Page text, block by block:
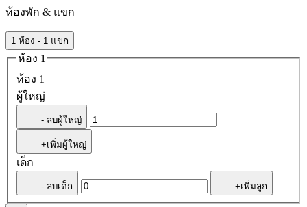
ห้องพัก & แขก
1 ห้อง - 1 แขก
ห้อง 1
ห้อง 1
ผู้ใหญ่
- ลบผู้ใหญ่
+เพิ่มผู้ใหญ่
เด็ก
- ลบเด็ก +เพิ่มลูก